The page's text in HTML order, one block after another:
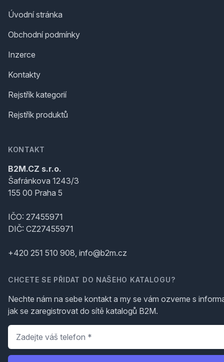
Úvodní stránka
Obchodní podmínky
Inzerce
Kontakty
Rejstřík kategorií
Rejstřík produktů
KONTAKT
B2M.CZ s.r.o.
Šafránkova 1243/3
155 00 Praha 5
IČO: 27455971
DIČ: CZ27455971
+420 251 510 908, info@b2m.cz
CHCETE SE PŘIDAT DO NAŠEHO KATALOGU?
Nechte nám na sebe kontakt a my se vám ozveme s
jak se zaregistrovat do sítě katalogů B2M.
Telefon